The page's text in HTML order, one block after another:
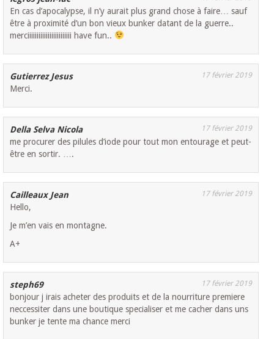
En cas d’apocalypse, il n’y aurait plus grand chose à faire… sauf
être à proximité d’un bon vieux bunker datant de la guerre..
merciiiiiiiiiiiiiiiiiiiiiiii have fun..
Gutierrez Jesus 17 février 2019
Merci.
Della Selva Nicola 17 février 2019
me procurer des pilules d’iode pour tout mon entourage et peut-
être en sortir. ….
Cailleaux Jean 17 février 2019
Hello,
Je m’en vais en montagne.
A+
steph69 17 février 2019
bonjour j irais acheter des produits et de la nourriture premiere
neccessiter dans une boutique specialiser et me cacher dans uns
bunker je tente ma chance merci